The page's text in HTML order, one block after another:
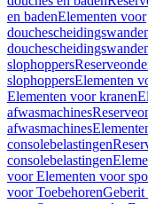
en badenElementen voor
slophoppers
slophoppersElementen
Elementen voor kranen
afwasmachines
afwasmachines
consolebelastingen
consolebelastingen
voor Elementen voor
voor ToebehorenGeberit